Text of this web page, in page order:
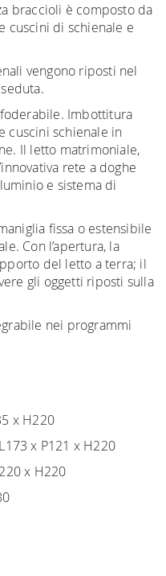
braccioli è composto da
cuscini di schienale e
vengono riposti nel
Imbottitura
cuscini schienale in
Il letto matrimoniale,
rete a doghe
e sistema di
fissa o estensibile
Con l’apertura, la
del letto a terra; il
gli oggetti riposti sulla
nei programmi
x H220
x P121 x H220
x H220